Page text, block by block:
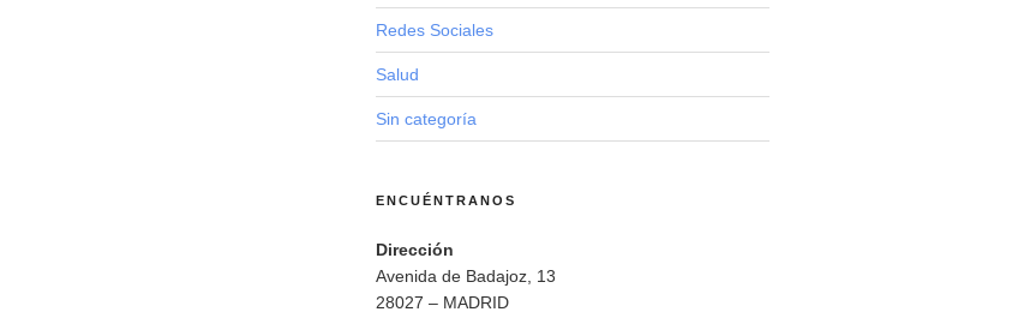
Redes Sociales
Salud
Sin categoría
ENCUÉNTRANOS
Dirección
Avenida de Badajoz, 13
28027 – MADRID